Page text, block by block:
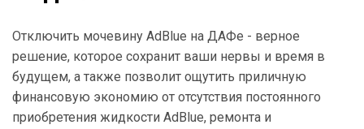
Отключить мочевину AdBlue на ДАФе - верное
решение, которое сохранит ваши нервы и время в
будущем, а также позволит ощутить приличную
финансовую экономию от отсутствия постоянного
приобретения жидкости AdBlue, ремонта и